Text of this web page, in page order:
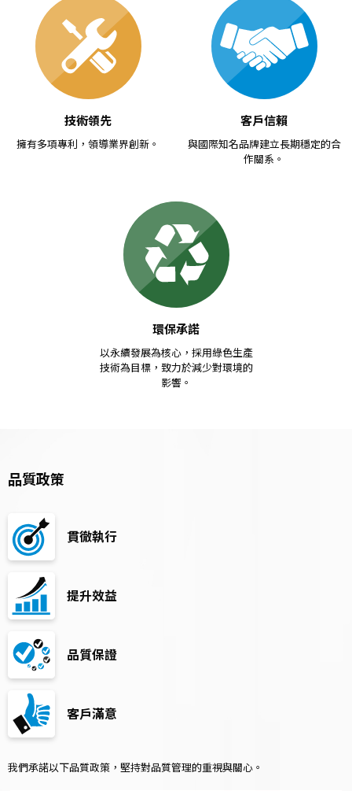
技術領先
擁有多項專利，領導業界創新。
客戶信賴
與國際知名品牌建立長期穩定的合
作關系。
環保承諾
以永續發展為核心，採用綠色生產
技術為目標，致力於減少對環境的
影響。
品質政策
貫徹執行
提升效益
品質保證
客戶滿意
我們承諾以下品質政策，堅持對品質管理的重視與關心。